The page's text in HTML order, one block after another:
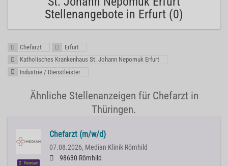
Stellenangebote in Erfurt (0)
Chefarzt
Erfurt
Katholisches Krankenhaus St. Johann Nepomuk Erfurt
Industrie / Dienstleister
Ähnliche Stellenanzeigen für Chefarzt in
Thüringen.
Premium
Chefarzt (m/w/d)
07.08.2026, Median Klinik Römhild
98630 Römhild